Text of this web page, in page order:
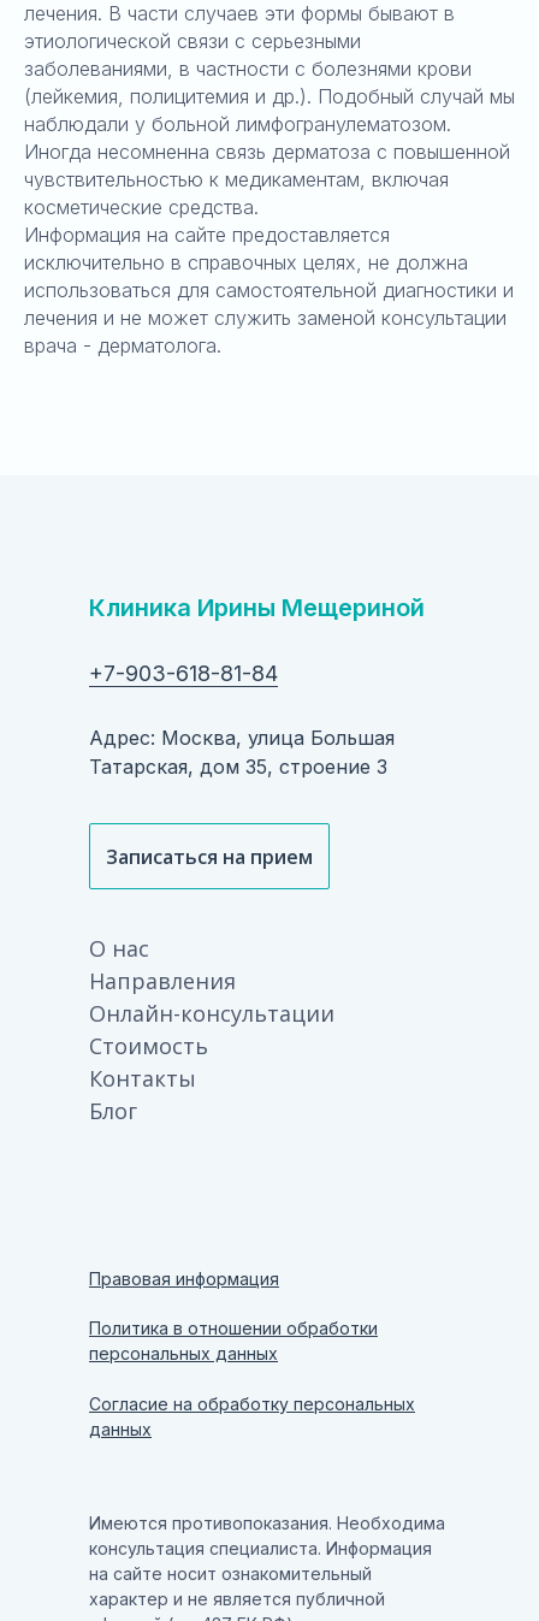
лечения. В части случаев эти формы бывают в
этиологической связи с серьезными
заболеваниями, в частности с болезнями крови
(лейкемия, полицитемия и др.). Подобный случай мы
наблюдали у больной лимфогранулематозом.
Иногда несомненна связь дерматоза с повышенной
чувствительностью к медикаментам, включая
косметические средства.
Информация на сайте предоставляется
исключительно в справочных целях, не должна
использоваться для самостоятельной диагностики и
лечения и не может служить заменой консультации
врача - дерматолога.
Клиника Ирины Мещериной
Адрес: Москва, улица Большая
Татарская, дом 35, строение 3
Политика в отношении обработки
персональных данных
Правовая информация
Согласие на обработку персональных
данных
+7-903-618-81-84
Записаться на прием
О нас
Направления
Онлайн-консультации
Стоимость
Контакты
Блог
Имеются противопоказания. Необходима
консультация специалиста. Информация
на сайте носит ознакомительный
характер и не является публичной